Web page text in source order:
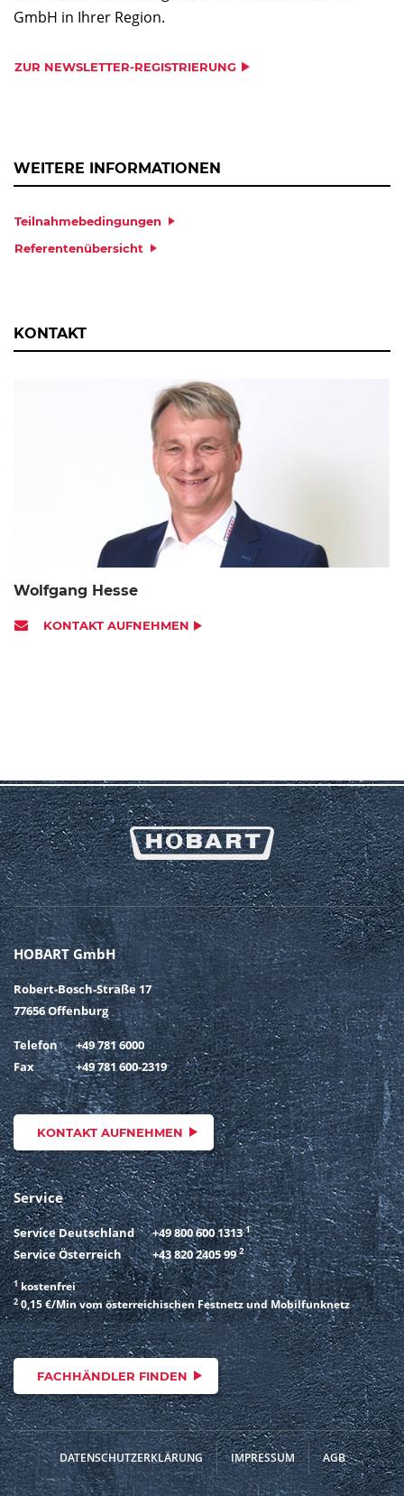
GmbH in Ihrer Region.
ZUR NEWSLETTER-REGISTRIERUNG
WEITERE INFORMATIONEN
Teilnahmebedingungen
Referentenübersicht
KONTAKT
Wolfgang Hesse
KONTAKT AUFNEHMEN
HOBART GmbH
Robert-Bosch-Straße 17
77656 Offenburg
Telefon
+49 781 6000
Fax
+49 781 600-2319
KONTAKT AUFNEHMEN
Service
Service Deutschland +49 800 600 1313 1
Service Österreich +43 820 2405 99 2
1kostenfrei
20,15 €/Min vom österreichischen Festnetz und Mobilfunknetz
FACHHÄNDLER FINDEN
DATENSCHUTZERKLÄRUNG IMPRESSUM AGB